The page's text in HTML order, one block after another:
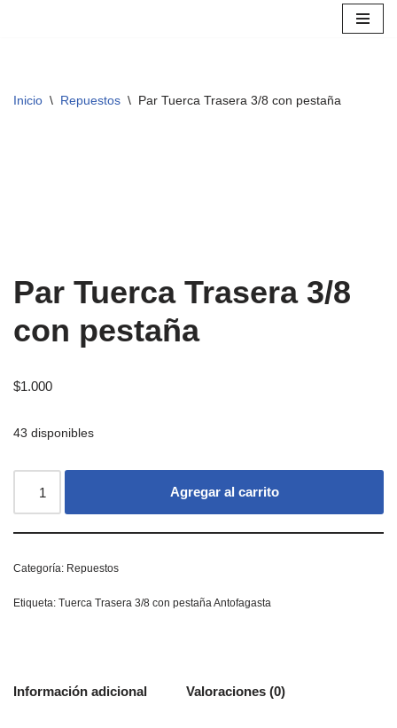
Inicio \ Repuestos \ Par Tuerca Trasera 3/8 con pestaña
Par Tuerca Trasera 3/8
con pestaña
$1.000
43 disponibles
Agregar al carrito
Categoría: Repuestos
Etiqueta: Tuerca Trasera 3/8 con pestaña Antofagasta
Información adicional Valoraciones (0)